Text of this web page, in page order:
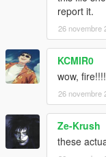
report it.
26 novembre
KCMIR0
wow,
26 novembre
Ze-Krush
these